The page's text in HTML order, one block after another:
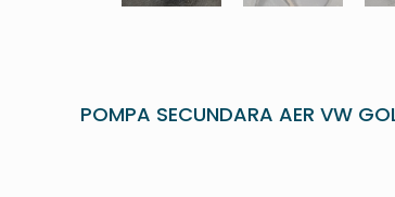
POMPA SECUNDARA AER VW